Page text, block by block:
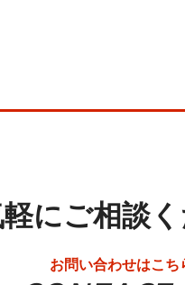
にご相談く
お問い合わせはこち